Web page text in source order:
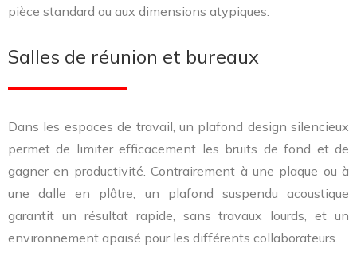
pièce standard ou aux dimensions atypiques.
Salles de réunion et bureaux
Dans les espaces de travail, un plafond design silencieux
permet de limiter efficacement les bruits de fond et de
gagner en productivité. Contrairement à une plaque ou à
une dalle en plâtre, un plafond suspendu acoustique
garantit un résultat rapide, sans travaux lourds, et un
environnement apaisé pour les différents collaborateurs.